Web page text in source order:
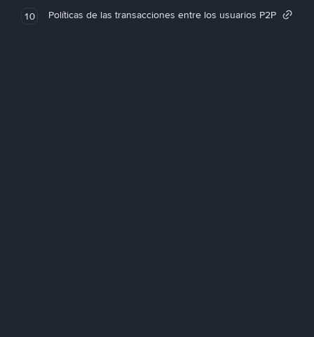
10 Políticas de las transacciones entre los usuarios P2P